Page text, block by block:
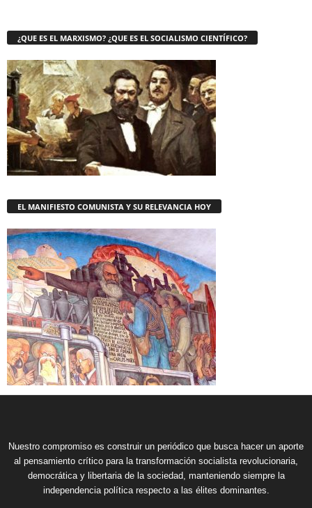
¿QUE ES EL MARXISMO? ¿QUE ES EL SOCIALISMO CIENTÍFICO?
EL MANIFIESTO COMUNISTA Y SU RELEVANCIA HOY
Nuestro compromiso es construir un periódico que busca hacer un aporte
al pensamiento crítico para la transformación socialista revolucionaria,
democrática y libertaria de la sociedad, manteniendo siempre la
independencia política respecto a las élites dominantes.